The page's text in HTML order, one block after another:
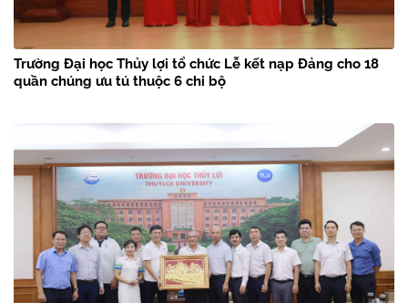
Trường Đại học Thủy lợi tổ chức Lễ kết nạp Đảng cho 18
quần chúng ưu tú thuộc 6 chi bộ